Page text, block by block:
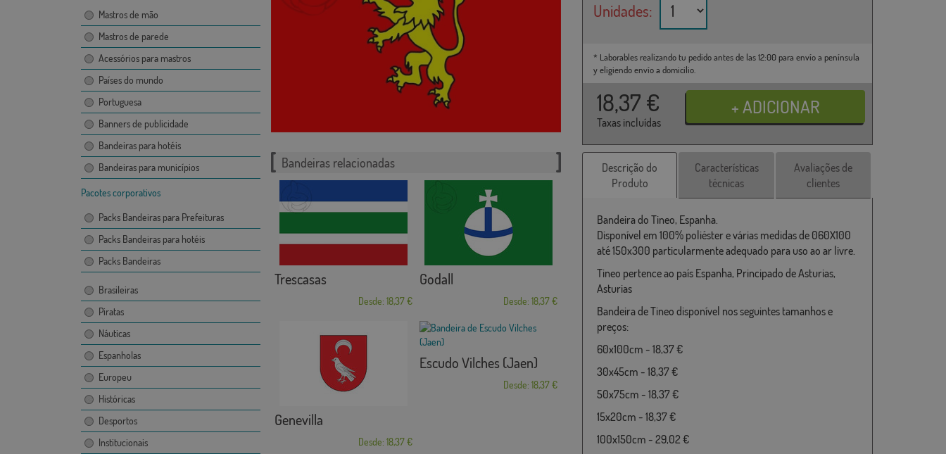
Mastros de mão
Mastros de parede
Acessórios para mastros
Países do mundo
Portuguesa
Banners de publicidade
Bandeiras para hotéis
Bandeiras para municípios
Pacotes corporativos
Packs Bandeiras para Prefeituras
Packs Bandeiras para hotéis
Packs Bandeiras
Brasileiras
Piratas
Náuticas
Espanholas
Europeu
Históricas
Desportos
Institucionais
Unidades:
* Laborables realizando tu pedido antes de las 12:00 para envío a península
y eligiendo envío a domicilio.
18,37 €
Taxas incluídas
Bandeiras relacionadas
Trescasas
Desde: 18,37 €
Godall
Desde: 18,37 €
Genevilla
Desde: 18,37 €
Escudo Vilches (Jaen)
Desde: 18,37 €
Descrição do
Produto
Características
técnicas
Avaliações de
clientes
Bandeira do Tineo, Espanha.
Disponível em 100% poliéster e várias medidas de 060X100
até 150x300 particularmente adequado para uso ao ar livre.
Tineo pertence ao país Espanha, Principado de Asturias,
Asturias
Bandeira de Tineo disponível nos seguintes tamanhos e
preços:
60x100cm - 18,37 €
30x45cm - 18,37 €
50x75cm - 18,37 €
15x20cm - 18,37 €
100x150cm - 29,02 €